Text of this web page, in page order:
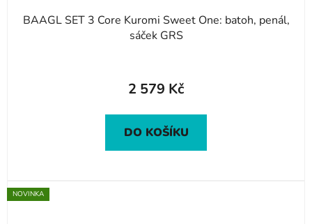
BAAGL SET 3 Core Kuromi Sweet One: batoh, penál,
sáček GRS
2 579 Kč
DO KOŠÍKU
NOVINKA